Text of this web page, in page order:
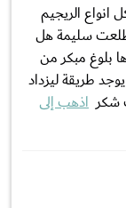
١٥سنة طولها ١٥٦وأصبح وزنها٧٣وكل انواع الريجيم
سليمة هل
بلوغ مبكر من
يوجد طريقة ليزداد
شكر اذهب إلى